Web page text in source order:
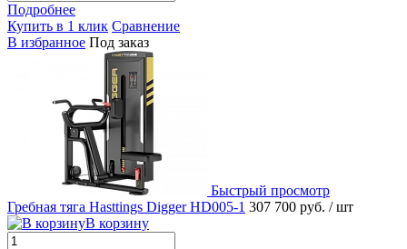
Подробнее
Купить в 1 клик Сравнение
В избранное Под заказ
Быстрый просмотр
Гребная тяга Hasttings Digger HD005-1 307 700 руб. / шт
В корзину